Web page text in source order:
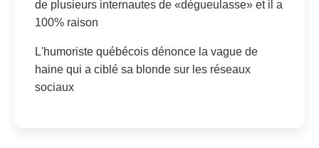
de plusieurs internautes de «dégueulasse» et il a
100% raison
L'humoriste québécois dénonce la vague de
haine qui a ciblé sa blonde sur les réseaux
sociaux